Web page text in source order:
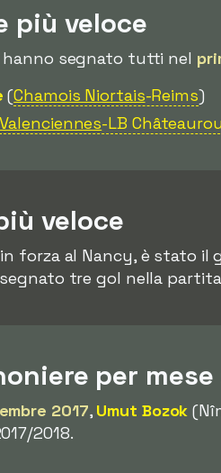
più veloce
hanno segnato tutti nel
(Chamois Niortais-Reims)
Valenciennes-LB
veloce
forza al Nancy, è stato il
tre gol nella
per mese
2017, Umut Bozok
2018.